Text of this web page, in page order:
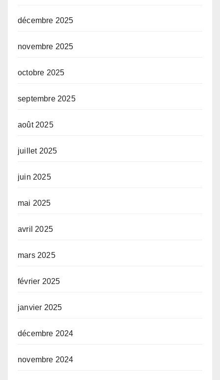
décembre 2025
novembre 2025
octobre 2025
septembre 2025
août 2025
juillet 2025
juin 2025
mai 2025
avril 2025
mars 2025
février 2025
janvier 2025
décembre 2024
novembre 2024